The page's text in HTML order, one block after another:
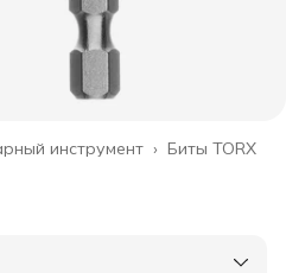
Биты TORX
инструмент ›